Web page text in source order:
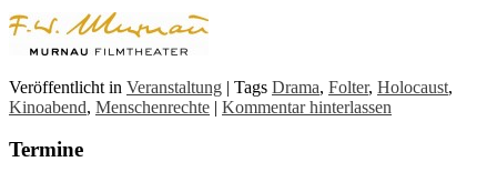
Veröffentlicht in Veranstaltung | Tags Drama, Folter, Holocaust,
Kinoabend, Menschenrechte | Kommentar hinterlassen
Termine